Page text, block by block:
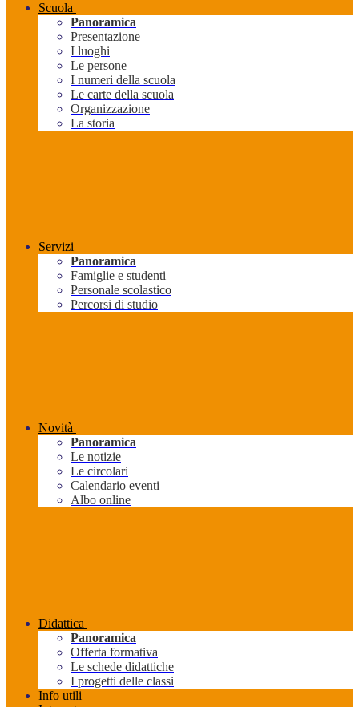
Scuola
Panoramica
Presentazione
I luoghi
Le persone
I numeri della scuola
Le carte della scuola
Organizzazione
La storia
Servizi
Panoramica
Famiglie e studenti
Personale scolastico
Percorsi di studio
Novità
Panoramica
Le notizie
Le circolari
Calendario eventi
Albo online
Didattica
Panoramica
Offerta formativa
Le schede didattiche
I progetti delle classi
Info utili